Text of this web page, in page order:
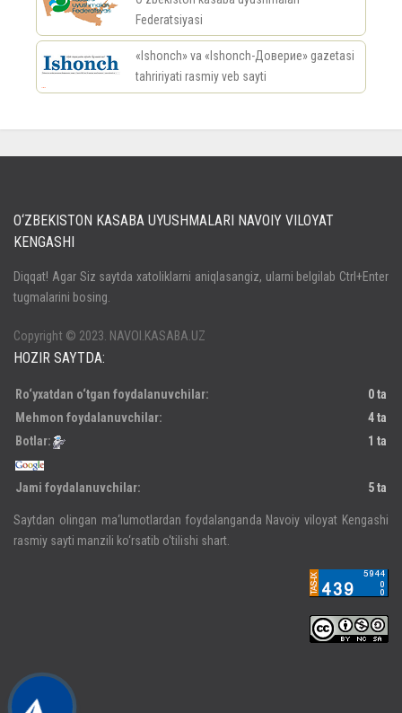
Federatsiyasi
«Ishonch» va «Ishonch-Доверие» gazetasi
tahririyati rasmiy veb sayti
Паролни унутдингизми?
O‘ZBEKISTON KASABA UYUSHMALARI NAVOIY VILOYAT
KENGASHI
Diqqat! Agar Siz saytda xatoliklarni aniqlasangiz, ularni belgilab Ctrl+Enter
tugmalarini bosing.
Copyright © 2023. NAVOI.KASABA.UZ
HOZIR SAYTDA:
Ro‘yxatdan o‘tgan foydalanuvchilar:
0 ta
Mehmon foydalanuvchilar:
4 ta
Botlar:
1 ta
Jami foydalanuvchilar: 5 ta
Saytdan olingan ma‘lumotlardan foydalanganda Navoiy viloyat Kengashi
rasmiy sayti manzili ko‘rsatib o‘tilishi shart.